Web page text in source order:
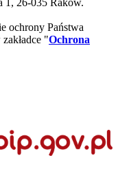
ochrony Państwa
"Ochrona